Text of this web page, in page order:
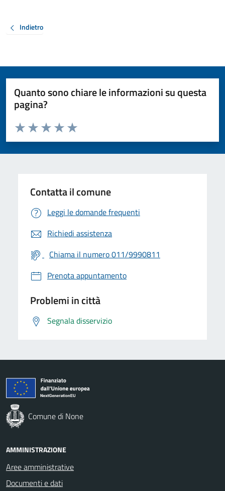
Indietro
Quanto sono chiare le informazioni su questa
pagina?
Valuta da 1 a 5 stelle la pagina
Valuta 5 stelle su 5
Valuta 4 stelle su 5
Valuta 3 stelle su 5
Valuta 2 stelle su 5
Valuta 1 stelle su 5
Contatta il comune
Leggi le domande frequenti
Richiedi assistenza
Chiama il numero 011/9990811
Prenota appuntamento
Problemi in città
Segnala disservizio
Comune di None
AMMINISTRAZIONE
Aree amministrative
Documenti e dati